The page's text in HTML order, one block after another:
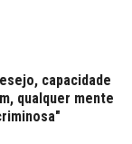
capacidade
qualquer mente